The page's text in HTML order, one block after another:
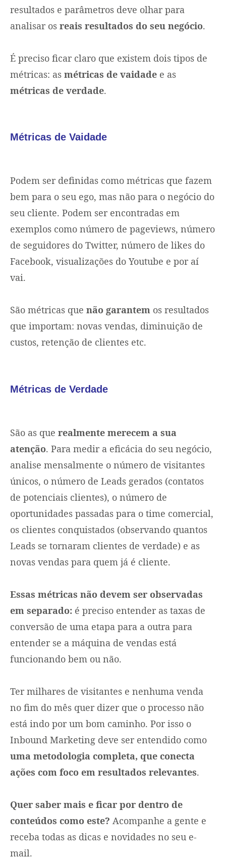
resultados e parâmetros deve olhar para
analisar os reais resultados do seu negócio.
É preciso ficar claro que existem dois tipos de
métricas: as métricas de vaidade e as
métricas de verdade.
Métricas de Vaidade
Podem ser definidas como métricas que fazem
bem para o seu ego, mas não para o negócio do
seu cliente. Podem ser encontradas em
exemplos como número de pageviews, número
de seguidores do Twitter, número de likes do
Facebook, visualizações do Youtube e por aí
vai.
São métricas que não garantem os resultados
que importam: novas vendas, diminuição de
custos, retenção de clientes etc.
Métricas de Verdade
São as que realmente merecem a sua
atenção. Para medir a eficácia do seu negócio,
analise mensalmente o número de visitantes
únicos, o número de Leads gerados (contatos
de potenciais clientes), o número de
oportunidades passadas para o time comercial,
os clientes conquistados (observando quantos
Leads se tornaram clientes de verdade) e as
novas vendas para quem já é cliente.
Essas métricas não devem ser observadas
em separado: é preciso entender as taxas de
conversão de uma etapa para a outra para
entender se a máquina de vendas está
funcionando bem ou não.
Ter milhares de visitantes e nenhuma venda
no fim do mês quer dizer que o processo não
está indo por um bom caminho. Por isso o
Inbound Marketing deve ser entendido como
uma metodologia completa, que conecta
ações com foco em resultados relevantes.
Quer saber mais e ficar por dentro de
conteúdos como este? Acompanhe a gente e
receba todas as dicas e novidades no seu e-
mail.